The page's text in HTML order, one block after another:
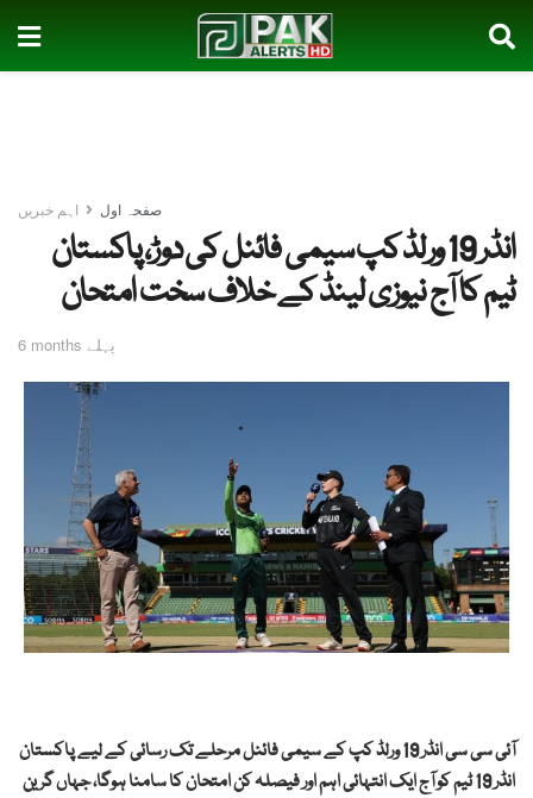
صفحہ اول اہم خبریں
انڈر 19 ورلڈ کپ سیمی فائنل کی دوڑ، پاکستان
ٹیم کا آج نیوزی لینڈ کے خلاف سخت امتحان
6 months پہلے
آئی سی سی انڈر 19 ورلڈ کپ کے سیمی فائنل مرحلے تک رسائی کے لیے پاکستان
انڈر 19 ٹیم کو آج ایک انتہائی اہم اور فیصلہ کن امتحان کا سامنا ہوگا، جہاں گرین